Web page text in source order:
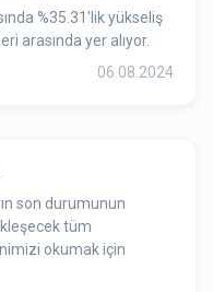
%35.31'lik yükseliş
arasında yer alıyor.
06.08.2024
son durumunun
tüm
okumak için